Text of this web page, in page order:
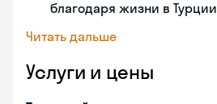
благодаря жизни в Турции
Читать дальше
Услуги и цены